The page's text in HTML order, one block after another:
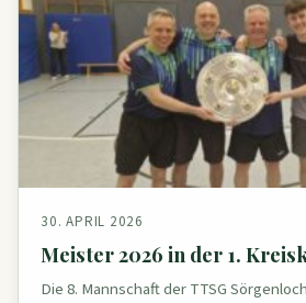
30. APRIL 2026
Meister 2026 in der 1.
Die 8. Mannschaft der TTSG